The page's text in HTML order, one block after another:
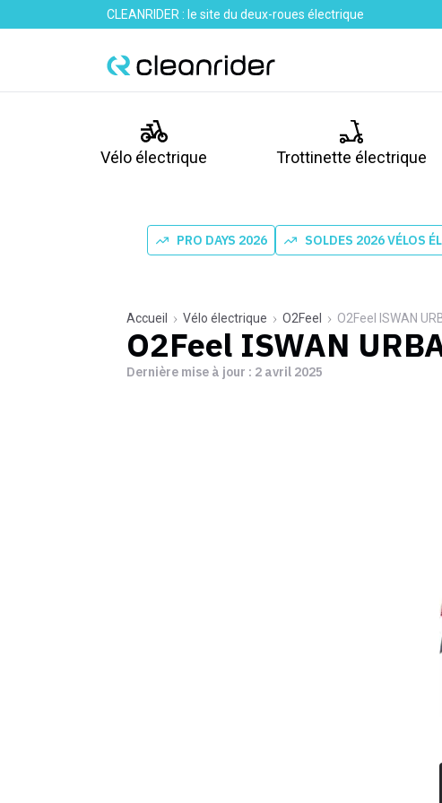
CLEANRIDER : le site du deux-roues électrique
Vélo électrique Trottinette électrique
PRO DAYS 2026 SOLDES 2026 VÉLOS
Accueil Vélo électrique O2Feel O2Feel ISWAN
O2Feel ISWAN
Dernière mise à jour : 2 avril 2025